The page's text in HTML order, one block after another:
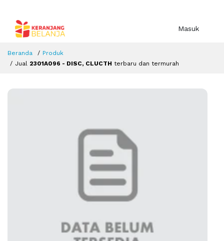
Masuk
Beranda
Produk
Jual 2301A096 - DISC, CLUCTH terbaru dan termurah